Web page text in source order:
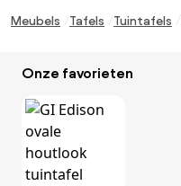
Meubels Tafels Tuintafels
Onze favorieten